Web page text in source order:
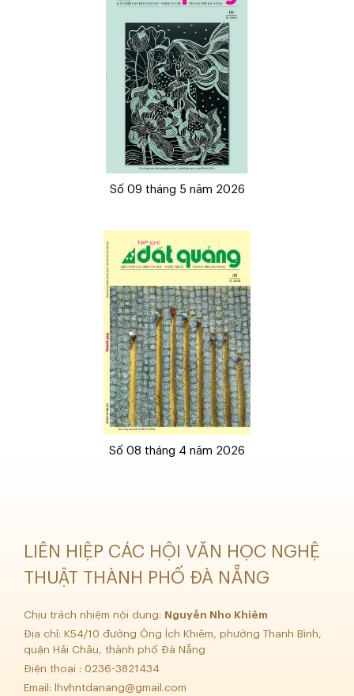
Số 09 tháng 5 năm 2026
Số 08 tháng 4 năm 2026
LIÊN HIỆP CÁC HỘI VĂN HỌC NGHỆ
THUẬT THÀNH PHỐ ĐÀ NẴNG
Chịu trách nhiệm nội dung:
Nguyễn Nho Khiêm
Địa chỉ: K54/10 đường Ông Ích Khiêm, phường Thanh Bình,
quận Hải Châu, thành phố Đà Nẵng
Điện thoại : 0236-3821434
Email:
lhvhntdanang@gmail.com